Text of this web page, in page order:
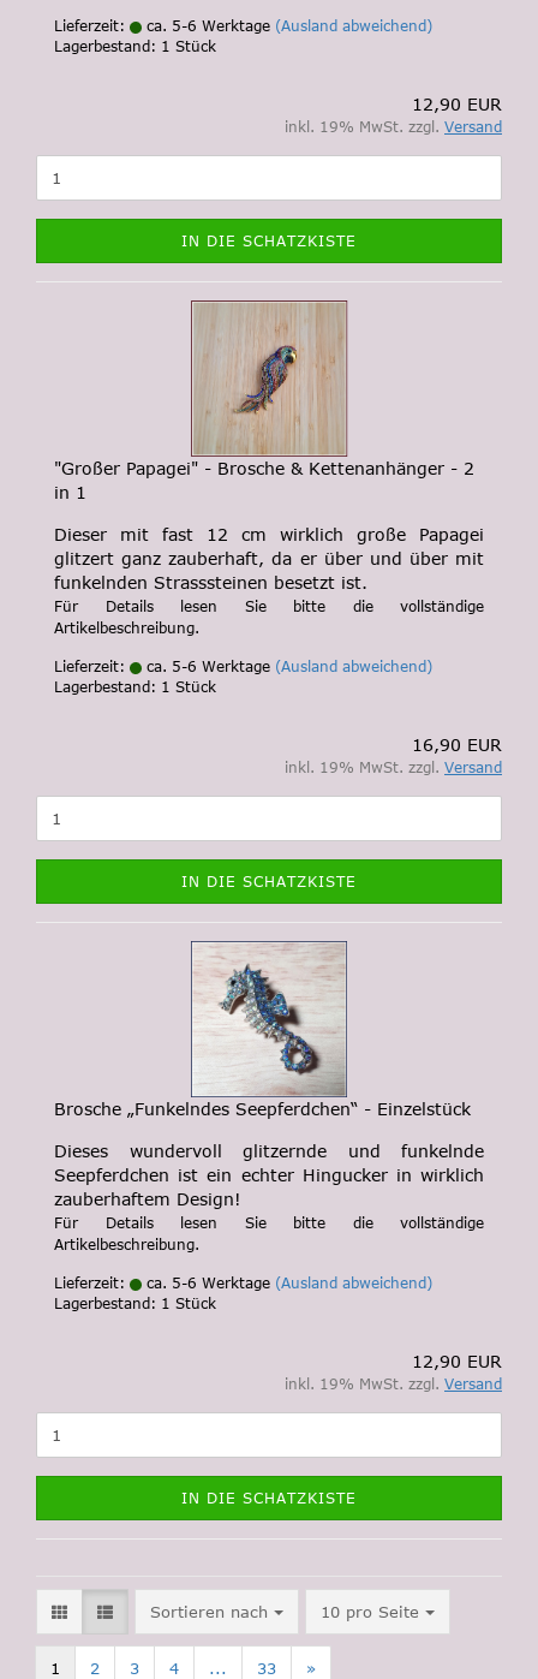
Lieferzeit: ca. 5-6 Werktage (Ausland abweichend)
Lagerbestand: 1 Stück
12,90 EUR
inkl. 19% MwSt. zzgl. Versand
IN DIE SCHATZKISTE
"Großer Papagei" - Brosche & Kettenanhänger - 2
in 1
Dieser mit fast 12 cm wirklich große Papagei
glitzert ganz zauberhaft, da er über und über mit
funkelnden Strasssteinen besetzt ist.
Für Details lesen Sie bitte die vollständige
Artikelbeschreibung.
Lieferzeit: ca. 5-6 Werktage (Ausland abweichend)
Lagerbestand: 1 Stück
16,90 EUR
inkl. 19% MwSt. zzgl. Versand
IN DIE SCHATZKISTE
Brosche „Funkelndes Seepferdchen“ - Einzelstück
Dieses wundervoll glitzernde und funkelnde
Seepferdchen ist ein echter Hingucker in wirklich
zauberhaftem Design!
Für Details lesen Sie bitte die vollständige
Artikelbeschreibung.
Lieferzeit: ca. 5-6 Werktage (Ausland abweichend)
Lagerbestand: 1 Stück
12,90 EUR
inkl. 19% MwSt. zzgl. Versand
IN DIE SCHATZKISTE
Sortieren nach
Sortieren nach 10 pro Seite
pro Seite
1 2 3 4 ... 33 »